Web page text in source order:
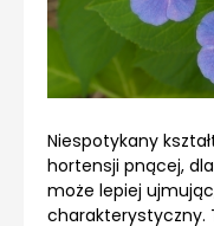
Niespotykany
hortensji pnącej,
może lepiej
charakterystyczny.